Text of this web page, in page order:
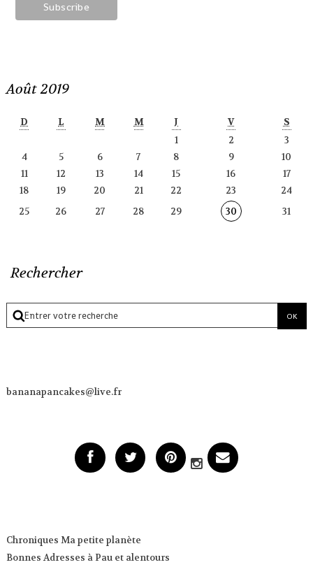
Août 2019
D L M M J V
S
1
2
3
4
5 6 7 8 9
10
11
12 13 14 15 16
17
18
19 20 21 22 23
24
25
26 27 28 29 30 31
Rechercher
bananapancakes@live.fr
Chroniques Ma petite planète
Bonnes Adresses à Pau et alentours